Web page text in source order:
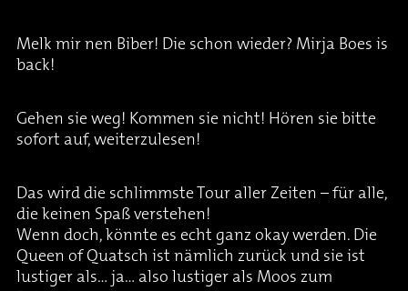
Melk mir nen Biber! Die schon wieder? Mirja Boes is
back!
Gehen sie weg! Kommen sie nicht! Hören sie bitte
sofort auf, weiterzulesen!
Das wird die schlimmste Tour aller Zeiten – für alle,
die keinen Spaß verstehen!
Wenn doch, könnte es echt ganz okay werden. Die
Queen of Quatsch ist nämlich zurück und sie ist
lustiger als… ja… also lustiger als Moos zum